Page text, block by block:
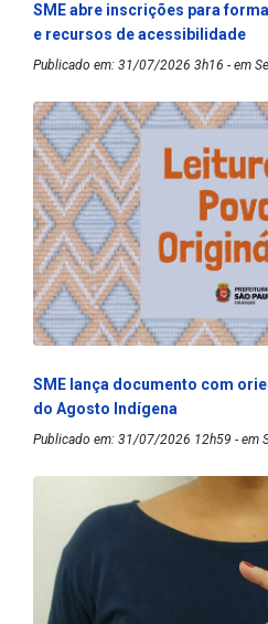
SME abre inscrições para
e recursos de acessibilidade
Publicado em: 31/07/2026 3h16 - em
SME lança documento com
do Agosto Indígena
Publicado em: 31/07/2026 12h59 - em